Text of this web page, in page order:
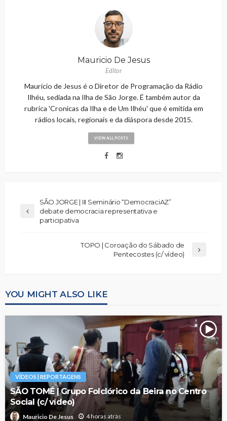
Mauricio De Jesus
Editor
Maurício de Jesus é o Diretor de Programação da Rádio
Ilhéu, sediada na Ilha de São Jorge. É também autor da
rubrica 'Cronicas da Ilha e de Um Ilhéu' que é emitida em
rádios locais, regionais e da diáspora desde 2015.
VIEW ALL POSTS
SÃO JORGE | III Seminário “DemocraciAZ”
debate democracia representativa e
participativa
TOPO | Coroação do Sábado de
Pentecostes (c/ vídeo)
YOU MIGHT ALSO LIKE
VÍDEOS | REPORTAGENS
SÃO TOMÉ | Grupo Folclórico da Beira no Centro
Social (c/ vídeo)
Mauricio De Jesus 4 horas atrás